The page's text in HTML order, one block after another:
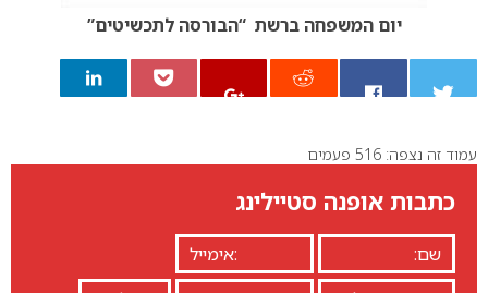
יום המשפחה ברשת “הבורסה לתכשיטים”
0
עמוד זה נצפה: 516 פעמים
כתבות אופנה סטיילינג